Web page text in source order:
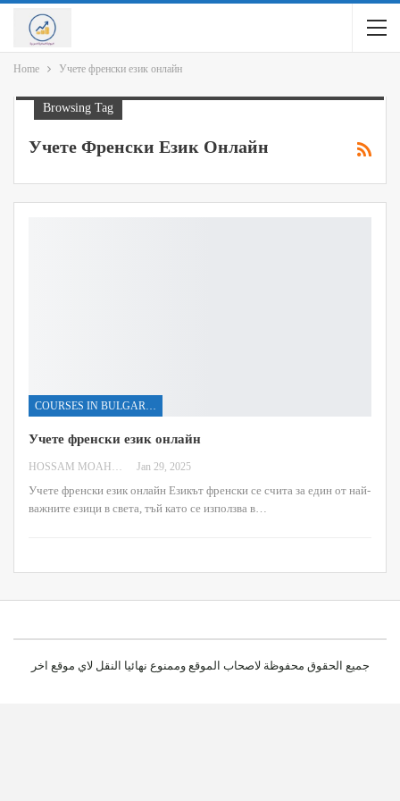
Home Учете френски език онлайн
Browsing Tag
Учете Френски Език Онлайн
Учете френски език онлайн
Jan 29, 2025
Учете френски език онлайн Езикът френски се счита за един от най-
важните езици в света, тъй като се използва в
جميع الحقوق محفوظة لاصحاب الموقع وممنوع نهائيا النقل لاي موقع اخر